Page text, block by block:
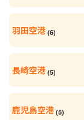
羽田空港 (6)
長崎空港 (5)
鹿児島空港 (5)